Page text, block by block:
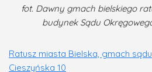
fot. Dawny gmach bielskiego
budynek Sądu
Ratusz miasta Bielska, gmach
Cieszyńska 10